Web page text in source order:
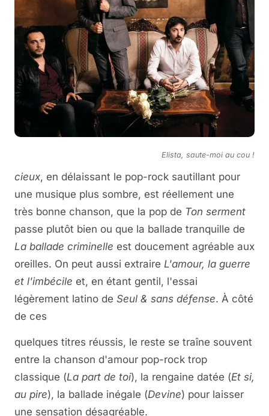
Elista, saute-moi au cou !
cieux, en délaissant le pop-rock sautillant pour
une musique plus sombre, est réellement une
très bonne chanson, que la pop de Ton serment
passe plutôt bien ou que la ballade tranquille de
La ballade criminelle est doucement agréable aux
oreilles. On peut aussi extraire L'amour, la guerre
et l'imbécile et, en étant gentil, l'essai
légèrement latino de Seul & sans défense. À côté
de ces
quelques titres réussis, le reste se traîne souvent
entre la chanson d'amour pop-rock trop
classique (La part de toi), la rengaine datée (Et si,
au pire), la ballade inégale (Devine) pour laisser
une sensation désagréable.